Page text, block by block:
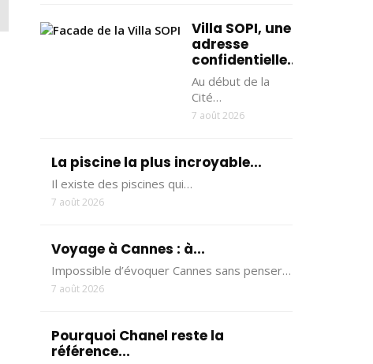
Villa SOPI, une
adresse
confidentielle...
Au début de la
Cité…
7 août 2026
La piscine la plus incroyable...
Il existe des piscines qui…
7 août 2026
Voyage à Cannes : à...
Impossible d’évoquer Cannes sans penser…
7 août 2026
Pourquoi Chanel reste la
référence...